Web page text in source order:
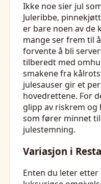
Ikke noe sier jul
Juleribbe,
er bare noen av de
mange ser frem til
forvente å bli
tilberedt med
smakene fra
julesauser gir et
hovedrettene. For
glipp av riskrem og
som fører minnet
julestemning.
Variasjon i
Enten du leter